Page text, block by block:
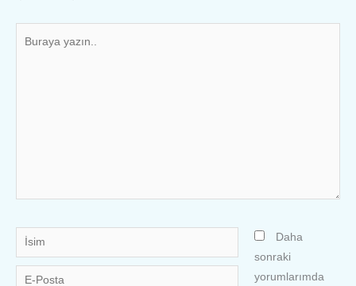
İsim
E-
Daha
sonraki
yorumlarımda